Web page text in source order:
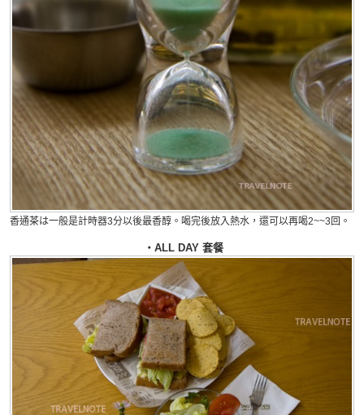
香通茶は一般是計時器3分以後最香醇。喝完後放入熱水，還可以再喝2~~3回。
・ALL DAY 套餐